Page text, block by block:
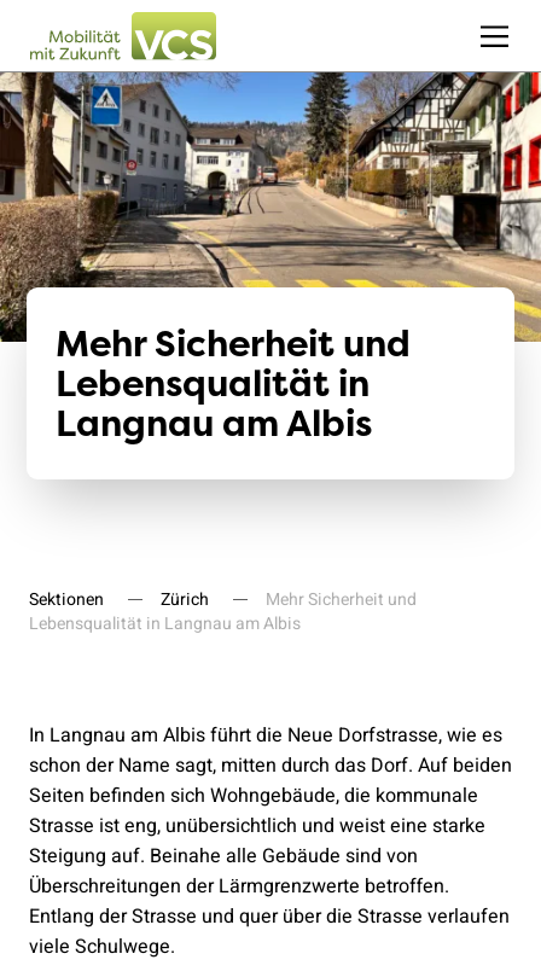
Mehr Sicherheit und
Lebensqualität in
Langnau am Albis
Sektionen Zürich
Mehr Sicherheit und
Lebensqualität in Langnau am Albis
In Langnau am Albis führt die Neue Dorfstrasse, wie es
schon der Name sagt, mitten durch das Dorf. Auf beiden
Seiten befinden sich Wohngebäude, die kommunale
Strasse ist eng, unübersichtlich und weist eine starke
Steigung auf. Beinahe alle Gebäude sind von
Überschreitungen der Lärmgrenzwerte betroffen.
Entlang der Strasse und quer über die Strasse verlaufen
viele Schulwege.